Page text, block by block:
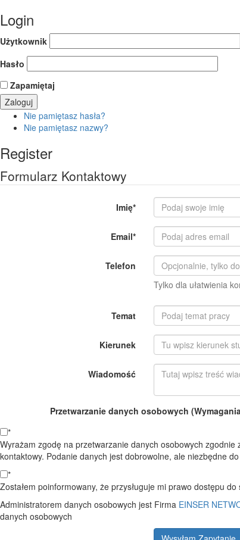
Login
Użytkownik
Hasło
Zapamiętaj
Nie pamiętasz hasła?
Nie pamiętasz nazwy?
Register
Formularz Kontaktowy
Imię*
Email*
Telefon
Tylko dla ułatwienia
Temat
Kierunek
Wiadomość
Przetwarzanie danych osobowych
*
Wyrażam zgodę na przetwarzanie danych osobowych
kontaktowy. Podanie danych jest dobrowolne, ale niezbędne
*
Zostałem poinformowany, że przysługuje mi prawo dostępu
Administratorem danych osobowych jest Firma EINSER
danych osobowych